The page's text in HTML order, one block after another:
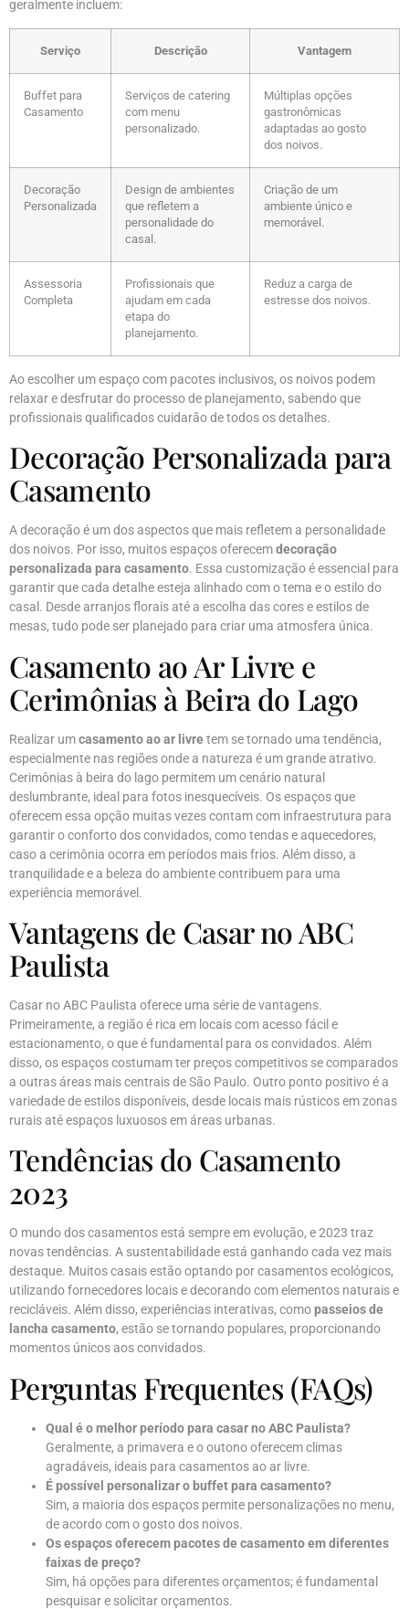
geralmente incluem:
Serviço Descrição Vantagem
Buffet para
Casamento
Serviços de catering
com menu
personalizado.
Múltiplas opções
gastronômicas
adaptadas ao gosto
dos noivos.
Decoração
Personalizada
Design de ambientes
que refletem a
personalidade do
casal.
Criação de um
ambiente único e
memorável.
Assessoria
Completa
Profissionais que
ajudam em cada
etapa do
planejamento.
Reduz a carga de
estresse dos noivos.
Ao escolher um espaço com pacotes inclusivos, os noivos podem
relaxar e desfrutar do processo de planejamento, sabendo que
profissionais qualificados cuidarão de todos os detalhes.
Decoração Personalizada para
Casamento
A decoração é um dos aspectos que mais refletem a personalidade
dos noivos. Por isso, muitos espaços oferecemdecoração
personalizada para casamento. Essa customização é essencial para
garantir que cada detalhe esteja alinhado com o tema e o estilo do
casal. Desde arranjos florais até a escolha das cores e estilos de
mesas, tudo pode ser planejado para criar uma atmosfera única.
Casamento ao Ar Livre e
Cerimônias à Beira do Lago
Realizar umcasamento ao ar livretem se tornado uma tendência,
especialmente nas regiões onde a natureza é um grande atrativo.
Cerimônias à beira do lago permitem um cenário natural
deslumbrante, ideal para fotos inesquecíveis. Os espaços que
oferecem essa opção muitas vezes contam com infraestrutura para
garantir o conforto dos convidados, como tendas e aquecedores,
caso a cerimônia ocorra em períodos mais frios. Além disso, a
tranquilidade e a beleza do ambiente contribuem para uma
experiência memorável.
Vantagens de Casar no ABC
Paulista
Casar no ABC Paulista oferece uma série de vantagens.
Primeiramente, a região é rica em locais com acesso fácil e
estacionamento, o que é fundamental para os convidados. Além
disso, os espaços costumam ter preços competitivos se comparados
a outras áreas mais centrais de São Paulo. Outro ponto positivo é a
variedade de estilos disponíveis, desde locais mais rústicos em zonas
rurais até espaços luxuosos em áreas urbanas.
Tendências do Casamento
2023
O mundo dos casamentos está sempre em evolução, e 2023 traz
novas tendências. A sustentabilidade está ganhando cada vez mais
destaque. Muitos casais estão optando por casamentos ecológicos,
utilizando fornecedores locais e decorando com elementos naturais e
recicláveis. Além disso, experiências interativas, comopasseios de
lancha casamento, estão se tornando populares, proporcionando
momentos únicos aos convidados.
Perguntas Frequentes (FAQs)
Qual é o melhor período para casar no ABC Paulista?
Geralmente, a primavera e o outono oferecem climas
agradáveis, ideais para casamentos ao ar livre.
É possível personalizar o buffet para casamento?
Sim, a maioria dos espaços permite personalizações no menu,
de acordo com o gosto dos noivos.
Os espaços oferecem pacotes de casamento em diferentes
faixas de preço?
Sim, há opções para diferentes orçamentos; é fundamental
pesquisar e solicitar orçamentos.